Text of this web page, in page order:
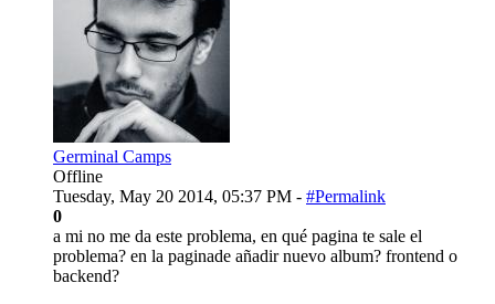
Germinal Camps
Offline
Tuesday, May 20 2014, 05:37 PM - #Permalink
0
a mi no me da este problema, en qué pagina te sale el
problema? en la paginade añadir nuevo album? frontend o
backend?